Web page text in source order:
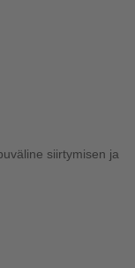
siirtymisen ja